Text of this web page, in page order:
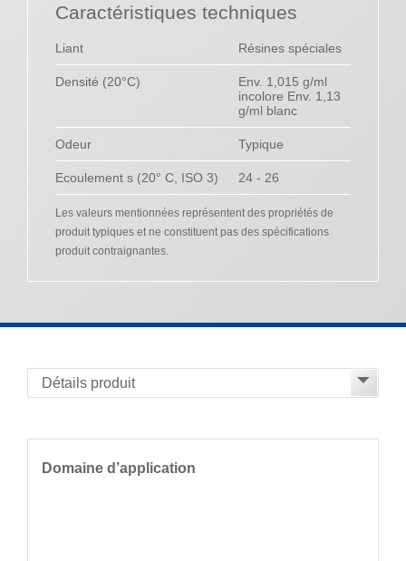
Caractéristiques techniques
Liant Résines spéciales
Densité (20°C)
Env. 1,015 g/ml
incolore Env. 1,13
g/ml blanc
Odeur Typique
Ecoulement s (20° C, ISO 3) 24 - 26
Les valeurs mentionnées représentent des propriétés de
produit typiques et ne constituent pas des spécifications
produit contraignantes.
Domaine d’application